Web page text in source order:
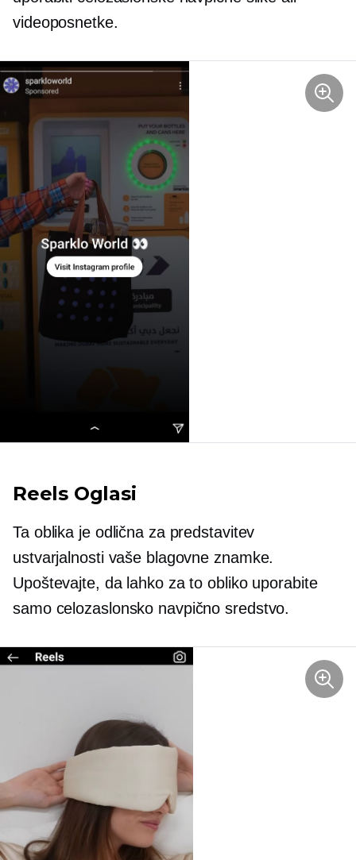
videoposnetke.
Reels Oglasi
Ta oblika je odlična za predstavitev
ustvarjalnosti vaše blagovne znamke.
Upoštevajte, da lahko za to obliko uporabite
samo celozaslonsko navpično sredstvo.